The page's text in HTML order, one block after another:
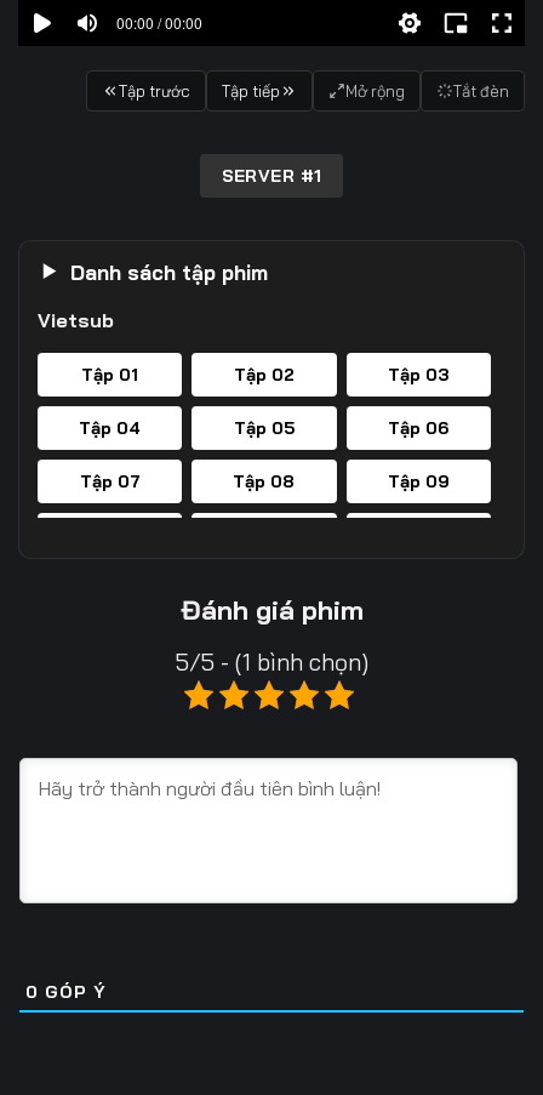
00:00 / 00:00
Tập trước Tập tiếp Mở rộng Tắt đèn
SERVER #1
Danh sách tập phim
Vietsub
Tập 01 Tập 02 Tập 03
Tập 04 Tập 05 Tập 06
Tập 07 Tập 08 Tập 09
Tập 20
Tập 25 Tập 26
Tập 31 Tập 32 Tập 33
Tập 37 Tập 38 Tập 39
Đánh giá phim
5/5 - (1 bình chọn)
0 GÓP Ý